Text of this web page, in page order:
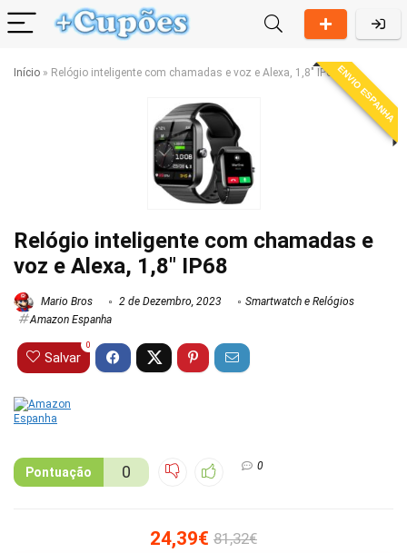
Início » Relógio inteligente com chamadas e voz e Alexa, 1,8″ IP68ENVIO ESPANHA
Relógio inteligente com chamadas e
voz e Alexa, 1,8″ IP68
Mario Bros 2 de Dezembro, 2023
Smartwatch e Relógios
Amazon Espanha
Salvar
0
Pontuação 0 0
24,39€ 81,32€